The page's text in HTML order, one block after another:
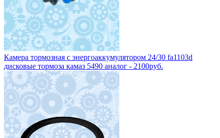
Камера тормозная с энергоаккумулятором 24/30 fa1103d
дисковые тормоза камаз 5490 аналог - 2100руб.